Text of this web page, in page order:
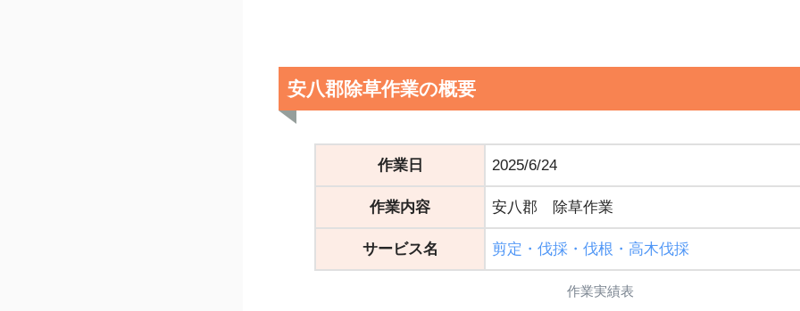
安八郡除草作業の概要
作業日 2025/6/24
作業内容 安八郡 除草作業
サービス名 剪定・伐採・伐根・高木伐採
作業実績表